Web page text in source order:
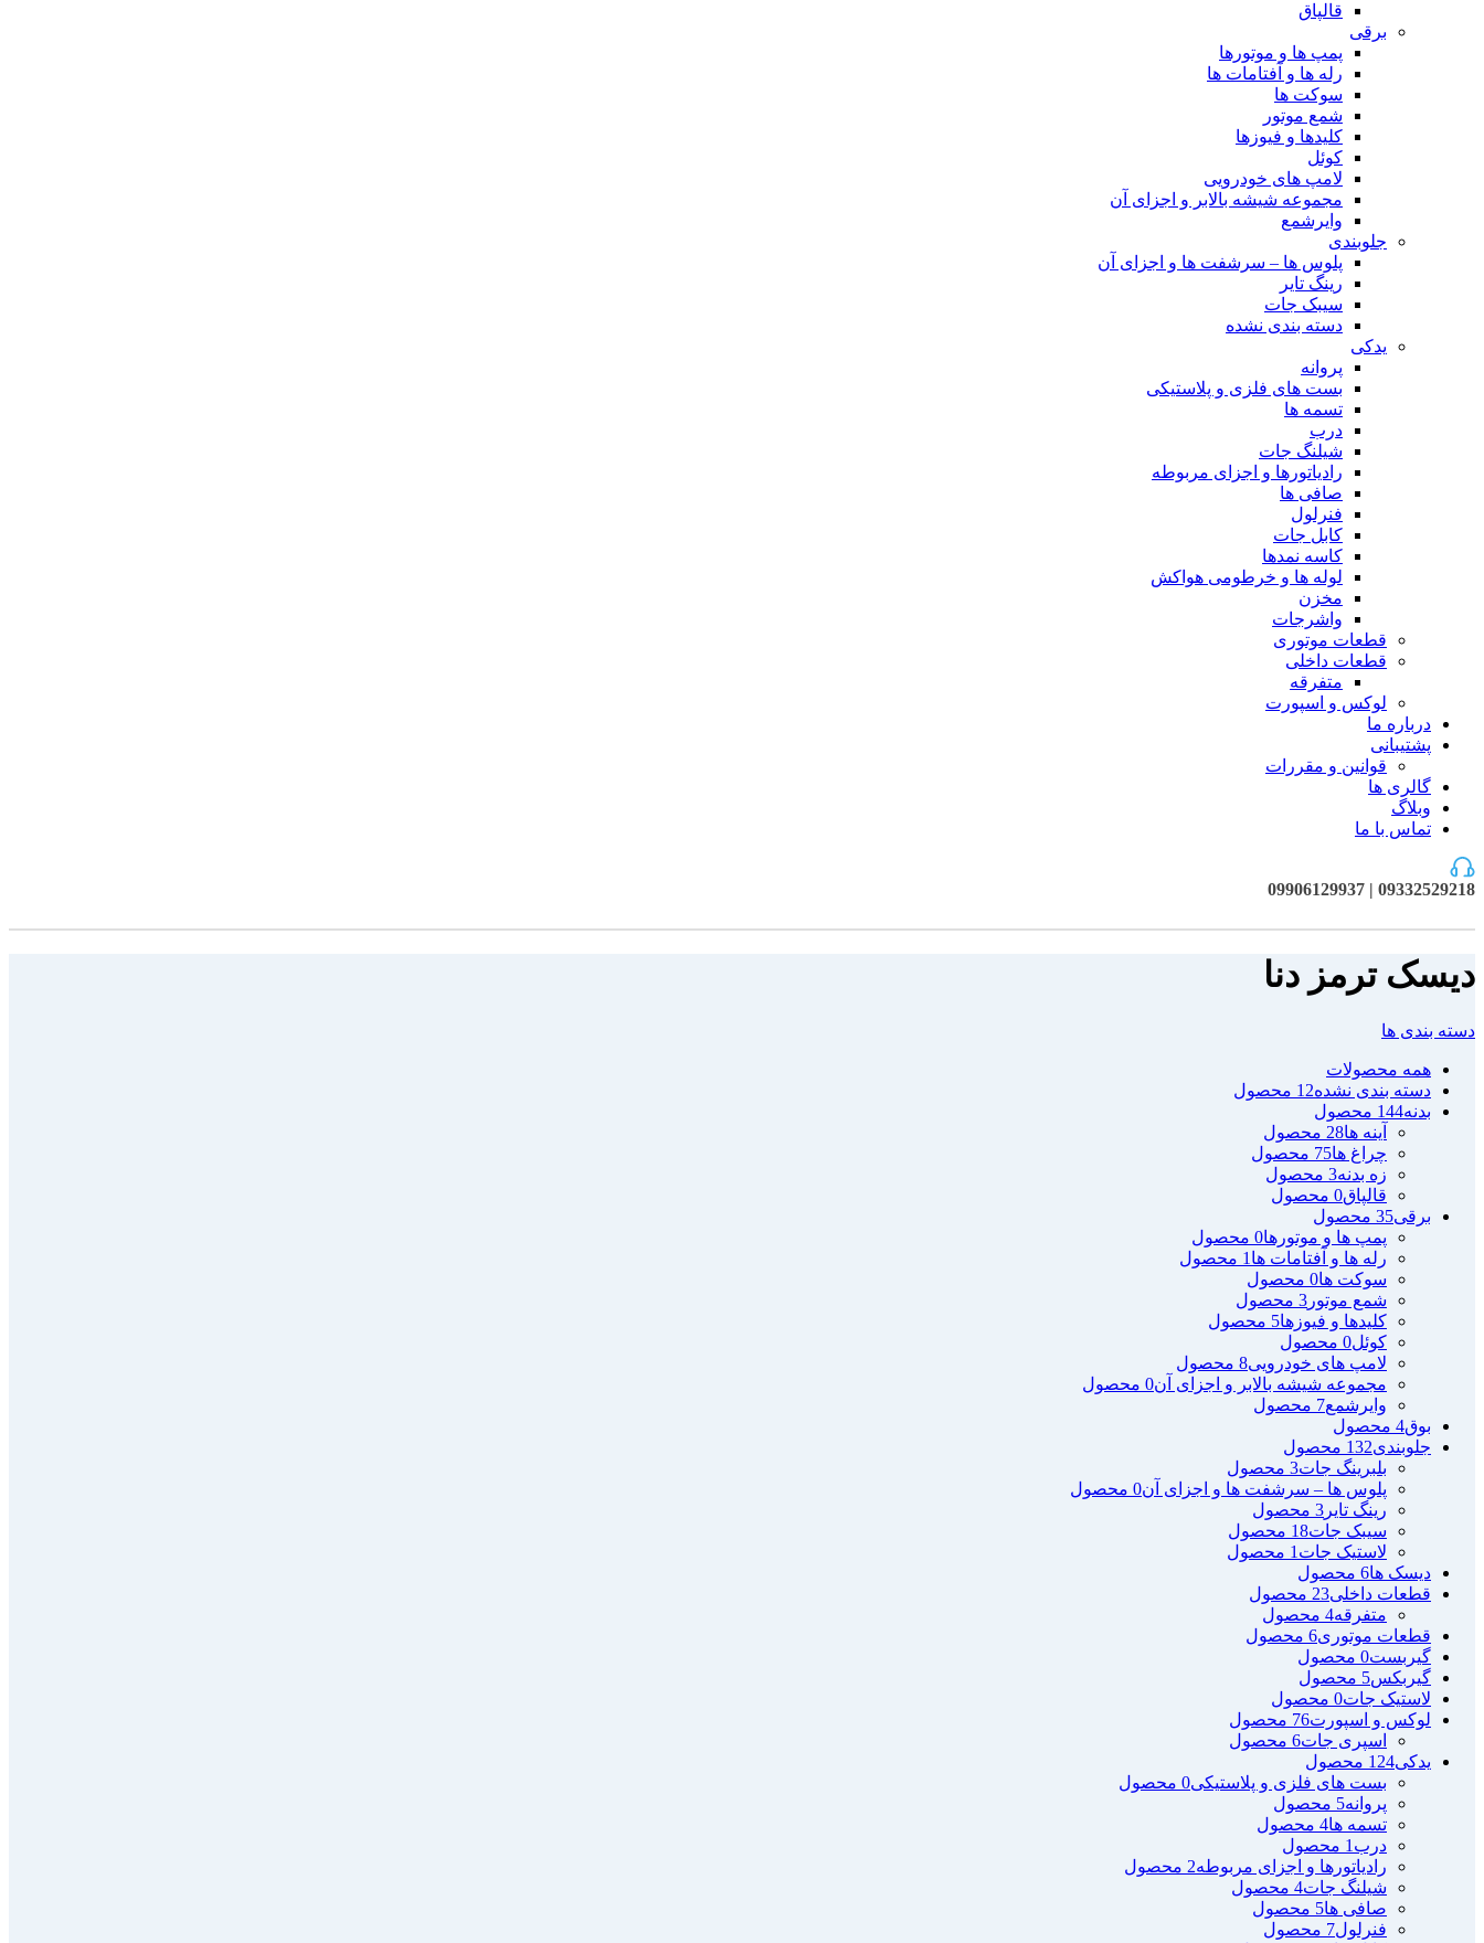
قالپاق
برقی
پمپ ها و موتورها
رله ها و آفتامات ها
سوکت ها
شمع موتور
کلیدها و فیوزها
کوئل
لامپ های خودرویی
مجموعه شیشه بالابر و اجزای آن
وایرشمع
جلوبندی
پلوس ها – سرشفت ها و اجزای آن
رینگ تایر
سیبک جات
دسته بندی نشده
یدکی
پروانه
بست های فلزی و پلاستیکی
تسمه ها
درب
شیلنگ جات
رادیاتورها و اجزای مربوطه
صافی ها
فنرلول
کابل جات
کاسه نمدها
لوله ها و خرطومی هواکش
مخزن
واشرجات
قطعات موتوری
قطعات داخلی
متفرقه
لوکس و اسپورت
درباره ما
پشتیبانی
قوانین و مقررات
گالری ها
وبلاگ
تماس با ما
09332529218 | 09906129937
دیسک ترمز دنا
دسته بندی ها
همه محصولات
دسته بندی نشده12 محصول
بدنه144 محصول
آینه ها28 محصول
چراغ ها75 محصول
زه بدنه3 محصول
قالپاق0 محصول
برقی35 محصول
پمپ ها و موتورها0 محصول
رله ها و آفتامات ها 1 محصول
سوکت ها0 محصول
شمع موتور 3 محصول
کلیدها و فیوزها5 محصول
کوئل0 محصول
لامپ های خودرویی8 محصول
مجموعه شیشه بالابر و اجزای آن0 محصول
وایرشمع7 محصول
بوق4 محصول
جلوبندی132 محصول
بلبرینگ جات3 محصول
پلوس ها – سرشفت ها و اجزای آن0 محصول
رینگ تایر 3 محصول
سیبک جات18 محصول
لاستیک جات 1 محصول
دیسک ها6 محصول
قطعات داخلی23 محصول
متفرقه4 محصول
قطعات موتوری6 محصول
گیربست0 محصول
گیربکس5 محصول
لاستیک جات0 محصول
لوکس و اسپورت76 محصول
اسپری جات6 محصول
یدکی124 محصول
بست های فلزی و پلاستیکی0 محصول
پروانه5 محصول
تسمه ها4 محصول
درب 1 محصول
رادیاتورها و اجزای مربوطه2 محصول
شیلنگ جات4 محصول
صافی ها5 محصول
فنرلول7 محصول